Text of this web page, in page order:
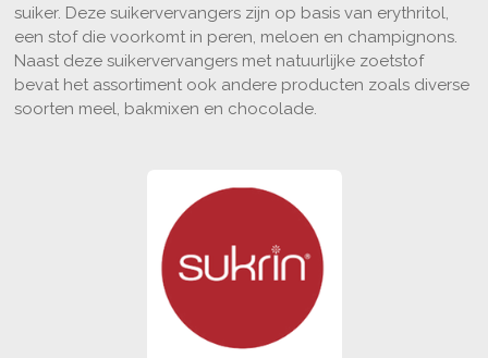
suiker. Deze suikervervangers zijn op basis van erythritol,
een stof die voorkomt in peren, meloen en champignons.
Naast deze suikervervangers met natuurlijke zoetstof
bevat het assortiment ook andere producten zoals diverse
soorten meel, bakmixen en chocolade.